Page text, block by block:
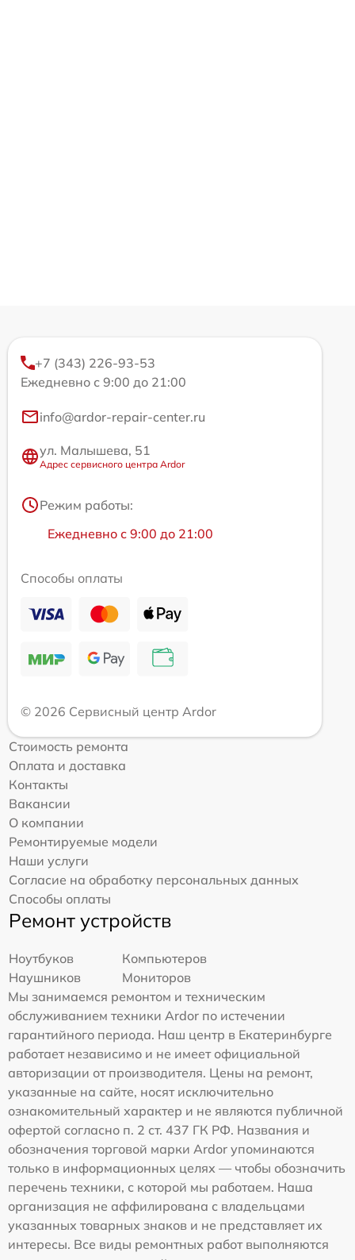
+7 (343) 226-93-53
Ежедневно с 9:00 до 21:00
info@ardor-repair-center.ru
ул. Малышева, 51
Адрес сервисного центра Ardor
Режим работы:
Ежедневно с 9:00 до 21:00
Способы оплаты
© 2026 Сервисный центр Ardor
Стоимость ремонта
Оплата и доставка
Контакты
Вакансии
О компании
Ремонтируемые модели
Наши услуги
Согласие на обработку персональных данных
Способы оплаты
Ремонт устройств
Ноутбуков
Компьютеров
Наушников
Мониторов
Мы занимаемся ремонтом и техническим
обслуживанием техники Ardor по истечении
гарантийного периода. Наш центр в Екатеринбурге
работает независимо и не имеет официальной
авторизации от производителя. Цены на ремонт,
указанные на сайте, носят исключительно
ознакомительный характер и не являются публичной
офертой согласно п. 2 ст. 437 ГК РФ. Названия и
обозначения торговой марки Ardor упоминаются
только в информационных целях — чтобы обозначить
перечень техники, с которой мы работаем. Наша
организация не аффилирована с владельцами
указанных товарных знаков и не представляет их
интересы. Все виды ремонтных работ выполняются